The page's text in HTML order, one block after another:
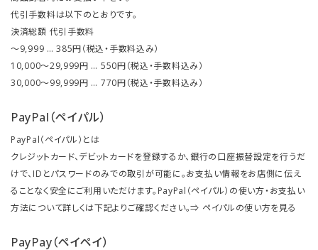
代引手数料は以下のとおりです。
決済総額 代引手数料
～9,999 … 385円（税込・手数料込み）
10,000～29,999円 … 550円（税込・手数料込み）
30,000～99,999円 … 770円（税込・手数料込み）
PayPal（ペイパル）
PayPal（ペイパル）とは
クレジットカード、デビットカードを登録するか、銀行の口座振替設定を行うだ
けで、IDとパスワードのみでの取引が可能に。お支払い情報をお店側に伝え
ることなく安全にご利用いただけます。PayPal（ペイパル）の使い方・お支払い
方法について詳しくは下記よりご確認ください。⇒ ペイパルの使い方を見る
PayPay（ペイペイ）